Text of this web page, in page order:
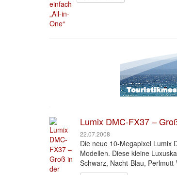
Lumix DMC-FX37 –
22.07.2008
Die neue 10-Megapixel Lumix
Modellen. Diese kleine
Schwarz, Nacht-Blau,